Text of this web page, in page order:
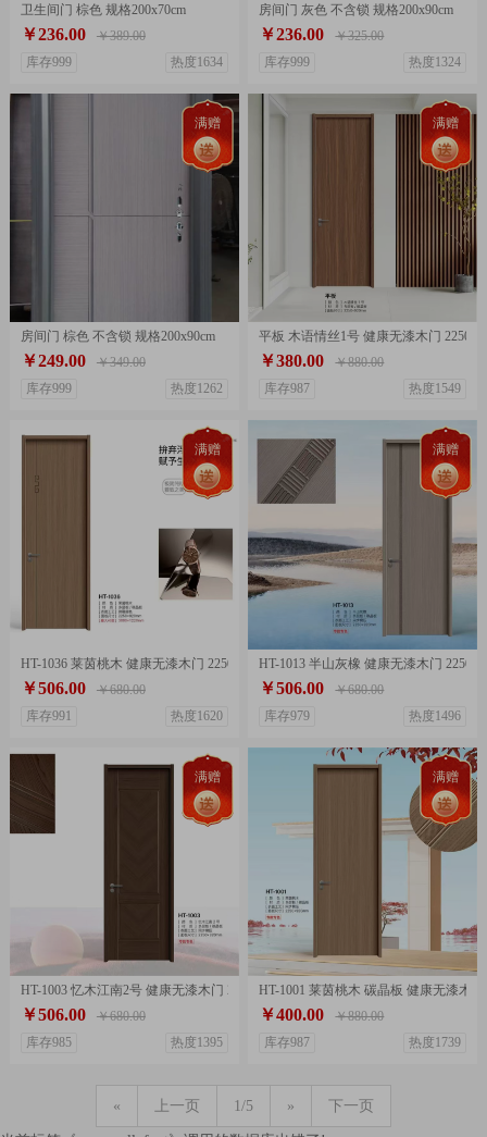
卫生间门 棕色 规格200x70cm
￥236.00
￥389.00
库存999
热度1634
房间门 灰色 不含锁 规格200x90cm
￥236.00
￥325.00
库存999
热度1324
满赠
房间门 棕色 不含锁 规格200x90cm
￥249.00
￥349.00
库存999
热度1262
满赠
平板 木语情丝1号 健康无漆木门
￥380.00
￥880.00
库存987
热度1549
满赠
HT-1036 莱茵桃木 健康无漆木门 2250x920mm
￥506.00
￥680.00
库存991
热度1620
满赠
HT-1013 半山灰橡 健康无漆木门
￥506.00
￥680.00
库存979
热度1496
满赠
HT-1003 忆木江南2号 健康无漆木门 2250x920mm
￥506.00
￥680.00
库存985
热度1395
满赠
HT-1001 莱茵桃木 碳晶板 健康无漆木门
￥400.00
￥880.00
库存987
热度1739
« 上一页 1/5 » 下一页